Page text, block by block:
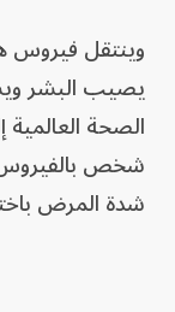
وينتقل فيروس
يصيب البشر
شخص بالفيروس
شدة المرض